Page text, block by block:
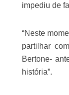
impediu de
“Neste
partilhar
Bertone-
história”.